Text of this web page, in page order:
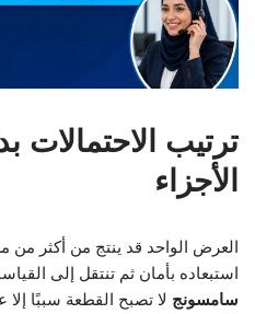
ترتيب الاحتمالات
الأجزاء
العرض الواحد قد ينتج من أكثر من
استبعاده بأمان ثم تنتقل إلى
سامسونج لا تصبح القطعة سببًا إلا